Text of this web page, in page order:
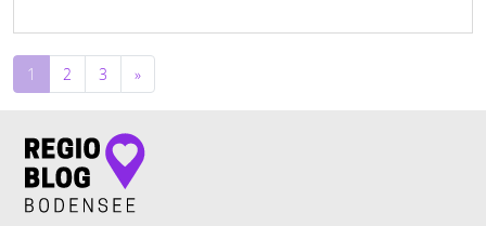
Beitragsnavigation
1 2 3 »